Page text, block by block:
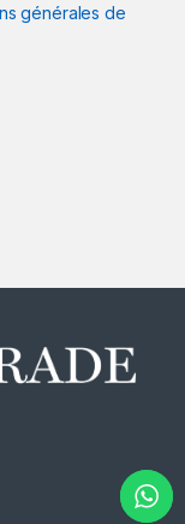
générales de